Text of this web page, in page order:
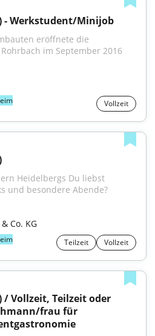
- Werkstudent/Minijob
eröffnete die
im September 2016
Vollzeit
Heidelbergs Du liebst
und besondere Abende?
Co. KG
Teilzeit Vollzeit
Vollzeit, Teilzeit oder
frau für